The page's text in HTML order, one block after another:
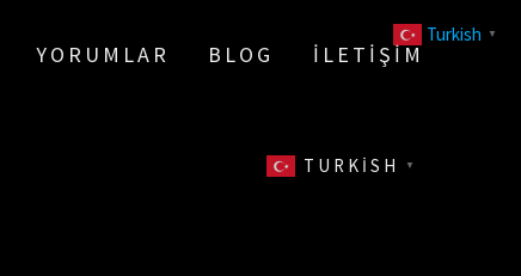
YORUMLAR BLOG İLETIŞIM
TURKISH ▼
Turkish ▼